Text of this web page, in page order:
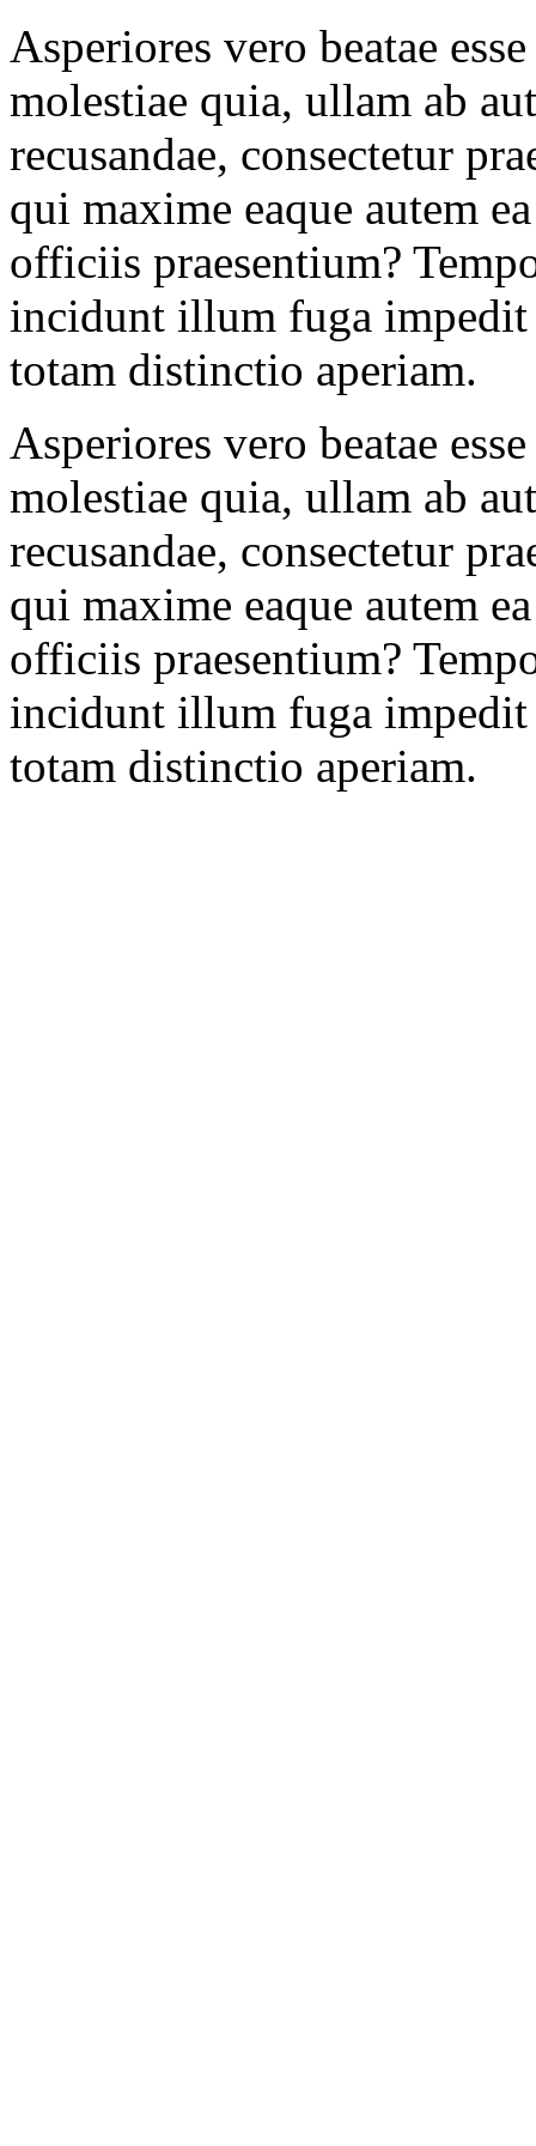
Asperiores vero beatae
molestiae quia, ullam ab
recusandae, consectetur
qui maxime eaque autem
officiis praesentium?
incidunt illum fuga
totam distinctio aperiam.
Asperiores vero beatae
molestiae quia, ullam ab
recusandae, consectetur
qui maxime eaque autem
officiis praesentium?
incidunt illum fuga
totam distinctio aperiam.